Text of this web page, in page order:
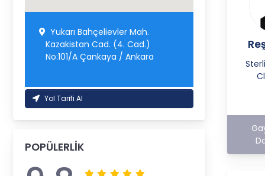
Yukarı Bahçelievler Mah.
Kazakistan Cad. (4. Cad.)
No:101/A Çankaya / Ankara
Yol Tarifi Al
POPÜLERLİK